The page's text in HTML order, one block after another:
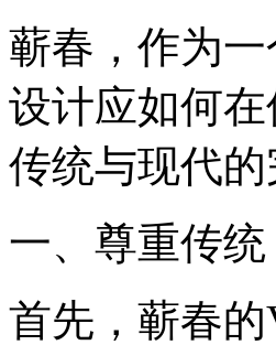
蕲春，作为
设计应如何
传统与现代
一、尊重传
首先，蕲春